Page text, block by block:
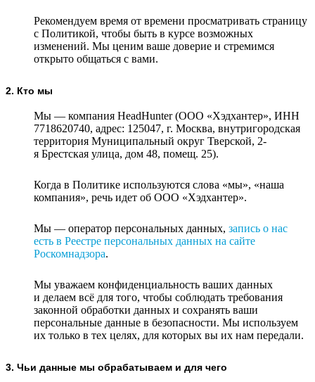
Рекомендуем время от времени просматривать страницу
с Политикой, чтобы быть в курсе возможных
изменений. Мы ценим ваше доверие и стремимся
открыто общаться с вами.
2. Кто мы
Мы — компания HeadHunter (ООО «Хэдхантер», ИНН
7718620740, адрес: 125047, г. Москва, внутригородская
территория Муниципальный округ Тверской, 2-
я Брестская улица, дом 48, помещ. 25).
Когда в Политике используются слова «мы», «наша
компания», речь идет об ООО «Хэдхантер».
Мы — оператор персональных данных, запись о нас
есть в Реестре персональных данных на сайте
Роскомнадзора.
Мы уважаем конфиденциальность ваших данных
и делаем всё для того, чтобы соблюдать требования
законной обработки данных и сохранять ваши
персональные данные в безопасности. Мы используем
их только в тех целях, для которых вы их нам передали.
3. Чьи данные мы обрабатываем и для чего